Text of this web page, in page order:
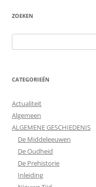
ZOEKEN
naar:
CATEGORIEËN
Actualiteit
Algemeen
ALGEMENE GESCHIEDENIS
De Middeleeuwen
De Oudheid
De Prehistorie
Inleiding